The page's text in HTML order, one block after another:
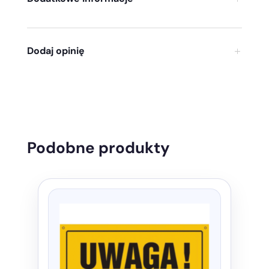
Dodaj opinię
Podobne produkty
Ten
wiele